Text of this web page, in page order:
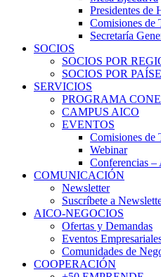
Presidentes de
Comisiones de
Secretaría
SOCIOS
SOCIOS POR
SOCIOS POR
SERVICIOS
PROGRAMA
CAMPUS AICO
EVENTOS
Comisiones de
Webinar
Conferencias –
COMUNICACIÓN
Newsletter
Suscríbete a
AICO-NEGOCIOS
Ofertas y Demandas
Eventos
Comunidades de
COOPERACIÓN